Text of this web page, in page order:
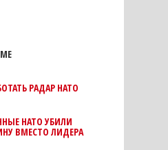
РАДАР НАТО
НАТО УБИЛИ
ВМЕСТО ЛИДЕРА